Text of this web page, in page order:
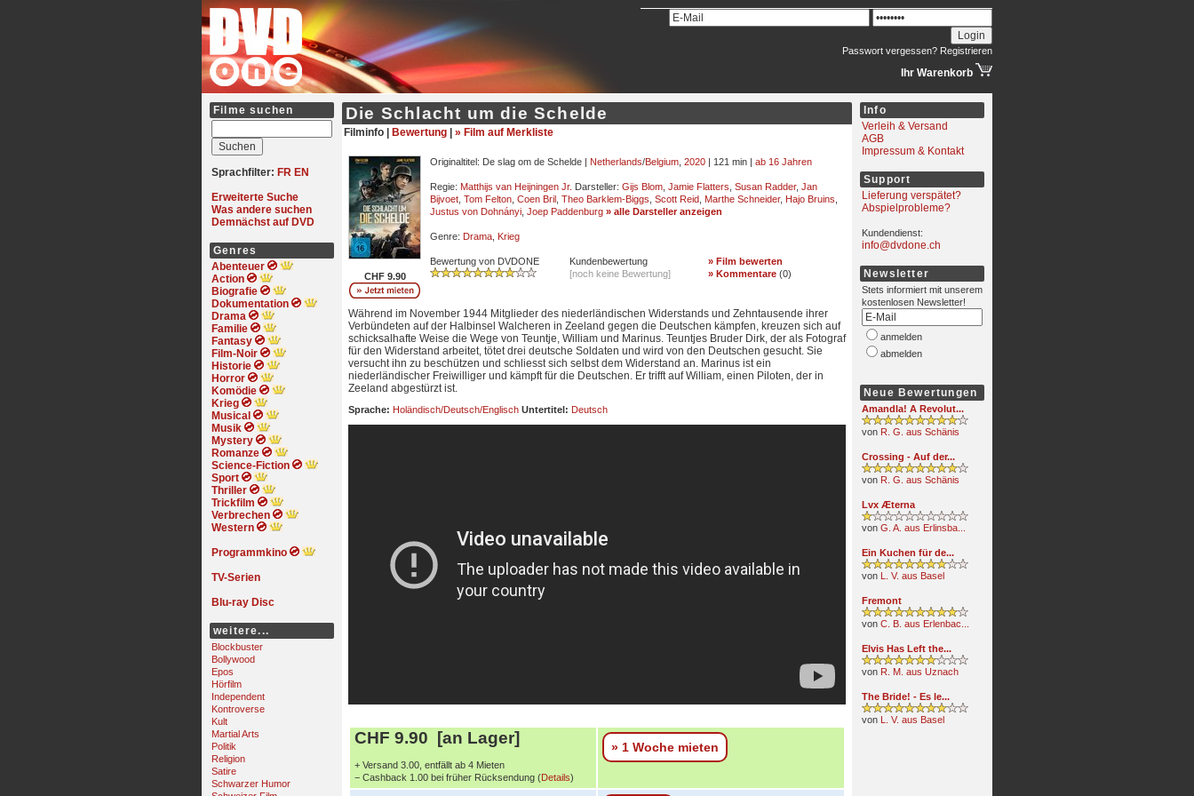
Passwort vergessen? Registrieren
Ihr Warenkorb
Filme suchen
Sprachfilter: FR EN
Erweiterte Suche
Was andere suchen
Demnächst auf DVD
Genres
Abenteuer
Action
Biografie
Dokumentation
Drama
Familie
Fantasy
Film-Noir
Historie
Horror
Komödie
Krieg
Musical
Musik
Mystery
Romanze
Science-Fiction
Sport
Thriller
Trickfilm
Verbrechen
Western
Programmkino
TV-Serien
Blu-ray Disc
weitere...
Blockbuster
Bollywood
Epos
Hörfilm
Independent
Kontroverse
Kult
Martial Arts
Politik
Religion
Satire
Schwarzer Humor
Die Schlacht um die Schelde
Filminfo | Bewertung » Film auf Merkliste
CHF 9.90
Originaltitel: De slag om de Schelde | Netherlands/Belgium 2020 | 121 min | ab 16 Jahren
Regie: Matthijs van Heijningen Jr. Darsteller: Gijs Blom Jamie Flatters Susan Radder, Jan
Bijvoet Tom Felton Coen Bril Theo Barklem-Biggs Scott Reid Marthe Schneider, Hajo Bruins
Justus von Dohnányi Joep Paddenburg » alle Darsteller anzeigen
Genre: Drama Krieg
Bewertung von DVDONE
Kundenbewertung
[noch keine Bewertung]
» Film bewerten
» Kommentare (0)
Während im November 1944 Mitglieder des niederländischen Widerstands und Zehntausende ihrer
Verbündeten auf der Halbinsel Walcheren in Zeeland gegen die Deutschen kämpfen, kreuzen sich auf
schicksalhafte Weise die Wege von Teuntje, William und Marinus. Teuntjes Bruder Dirk, der als Fotograf
für den Widerstand arbeitet, tötet drei deutsche Soldaten und wird von den Deutschen gesucht. Sie
versucht ihn zu beschützen und schliesst sich selbst dem Widerstand an. Marinus ist ein
niederländischer Freiwilliger und kämpft für die Deutschen. Er trifft auf William, einen Piloten, der in
Zeeland abgestürzt ist.
Sprache: Holändisch/Deutsch/Englisch Untertitel: Deutsch
CHF 9.90 [an Lager]
+ Versand 3.00, entfällt ab 4 Mieten
− Cashback 1.00 bei früher Rücksendung (Details)
» 1 Woche mieten
Info
Verleih & Versand
AGB
Impressum & Kontakt
Support
Lieferung verspätet?
Abspielprobleme?
Kundendienst:
info@dvdone.ch
Newsletter
Stets informiert mit unserem
kostenlosen Newsletter!
anmelden
abmelden
Neue Bewertungen
Amandla! A Revolut...
von R. G. aus Schänis
Crossing - Auf der...
von R. G. aus Schänis
Lvx Æterna
von G. A. aus Erlinsba...
Ein Kuchen für de...
von L. V. aus Basel
Fremont
von C. B. aus Erlenbac...
Elvis Has Left the...
von R. M. aus Uznach
The Bride! - Es le...
von L. V. aus Basel